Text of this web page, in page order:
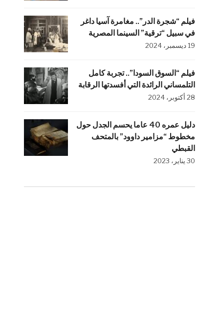
فيلم “شجرة الدر”.. مغامرة آسيا داغر
في سبيل “ترقية” السينما المصرية
19 ديسمبر، 2024
فيلم “السوق السودا”.. تجربة كامل
التلمساني الرائدة التي أفسدتها الرقابة
28 أكتوبر، 2024
دليل عمره 40 عاما يحسم الجدل حول
مخطوط “مزامير داوود” بالمتحف
القبطي
30 يناير، 2023